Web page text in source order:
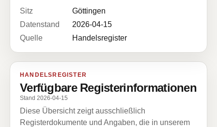
Sitz
Göttingen
Datenstand
2026-04-15
Quelle
Handelsregister
HANDELSREGISTER
Verfügbare Registerinformationen
Stand 2026-04-15
Diese Übersicht zeigt ausschließlich
Registerdokumente und Angaben, die in unserem